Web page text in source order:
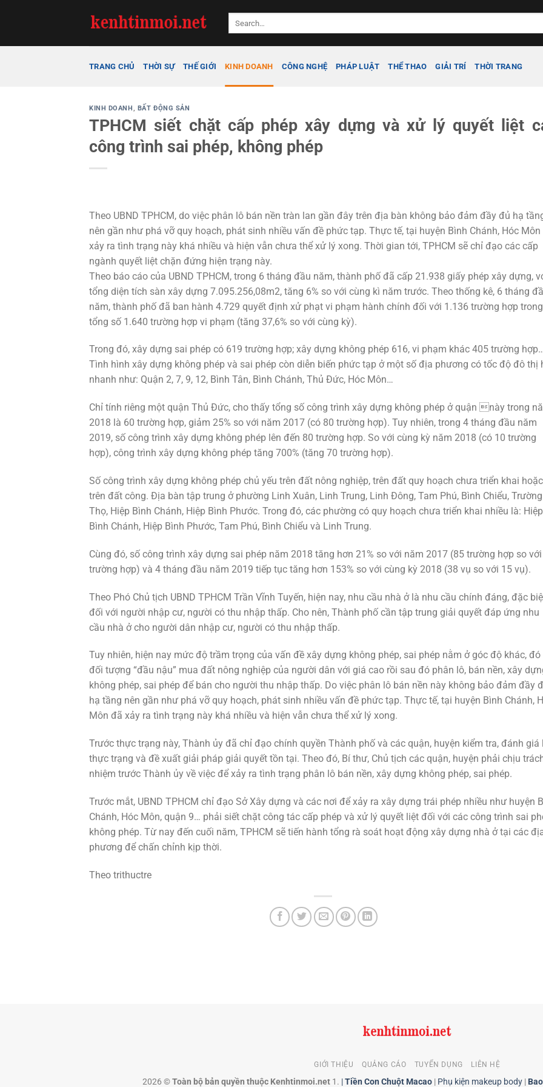
TRANG CHỦ THỜI SỰ THẾ GIỚI KINH DOANH CÔNG NGHỆ PHÁP LUẬT THỂ THAO GIẢI TRÍ THỜI TRANG
KINH DOANH, BẤT ĐỘNG SẢN
TPHCM siết chặt cấp phép xây dựng và xử lý quyết liệt
công trình sai phép, không phép
Theo UBND TPHCM, do việc phân lô bán nền tràn lan gần đây trên địa bàn không bảo đảm đầy đủ hạ
nên gần như phá vỡ quy hoạch, phát sinh nhiều vấn đề phức tạp. Thực tế, tại huyện Bình Chánh, Hóc Môn
xảy ra tình trạng này khá nhiều và hiện vẫn chưa thể xử lý xong. Thời gian tới, TPHCM sẽ chỉ đạo các cấp
ngành quyết liệt chặn đứng hiện trạng này.
Theo báo cáo của UBND TPHCM, trong 6 tháng đầu năm, thành phố đã cấp 21.938 giấy phép xây dựng,
tổng diện tích sàn xây dựng 7.095.256,08m2, tăng 6% so với cùng kì năm trước. Theo thống kê, 6 tháng
năm, thành phố đã ban hành 4.729 quyết định xử phạt vi phạm hành chính đối với 1.136 trường hợp trong
tổng số 1.640 trường hợp vi phạm (tăng 37,6% so với cùng kỳ).
Trong đó, xây dựng sai phép có 619 trường hợp; xây dựng không phép 616, vi phạm khác 405 trường
Tình hình xây dựng không phép và sai phép còn diễn biến phức tạp ở một số địa phương có tốc độ đô thị
nhanh như: Quận 2, 7, 9, 12, Bình Tân, Bình Chánh, Thủ Đức, Hóc Môn…
Chỉ tính riêng một quận Thủ Đức, cho thấy tổng số công trình xây dựng không phép ở quận này trong
2018 là 60 trường hợp, giảm 25% so với năm 2017 (có 80 trường hợp). Tuy nhiên, trong 4 tháng đầu năm
2019, số công trình xây dựng không phép lên đến 80 trường hợp. So với cùng kỳ năm 2018 (có 10 trường
hợp), công trình xây dựng không phép tăng 700% (tăng 70 trường hợp).
Số công trình xây dựng không phép chủ yếu trên đất nông nghiệp, trên đất quy hoạch chưa triển khai hoặc
trên đất công. Địa bàn tập trung ở phường Linh Xuân, Linh Trung, Linh Đông, Tam Phú, Bình Chiểu, Trường
Thọ, Hiệp Bình Chánh, Hiệp Bình Phước. Trong đó, các phường có quy hoạch chưa triển khai nhiều là: Hiệp
Bình Chánh, Hiệp Bình Phước, Tam Phú, Bình Chiểu và Linh Trung.
Cùng đó, số công trình xây dựng sai phép năm 2018 tăng hơn 21% so với năm 2017 (85 trường hợp so
trường hợp) và 4 tháng đầu năm 2019 tiếp tục tăng hơn 153% so với cùng kỳ 2018 (38 vụ so với 15 vụ).
Theo Phó Chủ tịch UBND TPHCM Trần Vĩnh Tuyến, hiện nay, nhu cầu nhà ở là nhu cầu chính đáng, đặc
đối với người nhập cư, người có thu nhập thấp. Cho nên, Thành phố cần tập trung giải quyết đáp ứng nhu
cầu nhà ở cho người dân nhập cư, người có thu nhập thấp.
Tuy nhiên, hiện nay mức độ trầm trọng của vấn đề xây dựng không phép, sai phép nằm ở góc độ khác, đó
đối tượng “đầu nậu” mua đất nông nghiệp của người dân với giá cao rồi sau đó phân lô, bán nền, xây
không phép, sai phép để bán cho người thu nhập thấp. Do việc phân lô bán nền này không bảo đảm đầy
hạ tầng nên gần như phá vỡ quy hoạch, phát sinh nhiều vấn đề phức tạp. Thực tế, tại huyện Bình Chánh,
Môn đã xảy ra tình trạng này khá nhiều và hiện vẫn chưa thể xử lý xong.
Trước thực trạng này, Thành ủy đã chỉ đạo chính quyền Thành phố và các quận, huyện kiểm tra, đánh giá
thực trạng và đề xuất giải pháp giải quyết tồn tại. Theo đó, Bí thư, Chủ tịch các quận, huyện phải chịu
nhiệm trước Thành ủy về việc để xảy ra tình trạng phân lô bán nền, xây dựng không phép, sai phép.
Trước mắt, UBND TPHCM chỉ đạo Sở Xây dựng và các nơi để xảy ra xây dựng trái phép nhiều như huyện
Chánh, Hóc Môn, quận 9… phải siết chặt công tác cấp phép và xử lý quyết liệt đối với các công trình sai
không phép. Từ nay đến cuối năm, TPHCM sẽ tiến hành tổng rà soát hoạt động xây dựng nhà ở tại các
phương để chấn chỉnh kịp thời.
Theo trithuctre
GIỚI THIỆU QUẢNG CÁO TUYỂN DỤNG LIÊN HỆ
2026 ©Toàn bộ bản quyền thuộc Kenhtinmoi.net 1. |Tiền Con Chuột Macao | Phụ kiện makeup body |